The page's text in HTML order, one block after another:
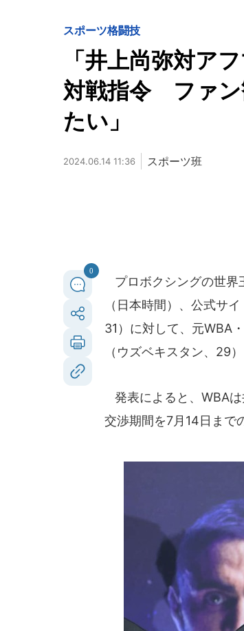
スポーツ格闘技
「井上尚弥対ア
対戦指令 ファン
たい」
2024.06.14 11:36 スポーツ班
0
プロボクシングの世界
（日本時間）、公式サ
31）に対して、元WBA
（ウズベキスタン、29
発表によると、WBAは
交渉期間を7月14日まで